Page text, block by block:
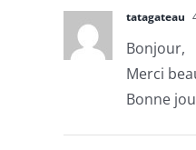
tatagateau
Bonjour,
Merci
Bonne